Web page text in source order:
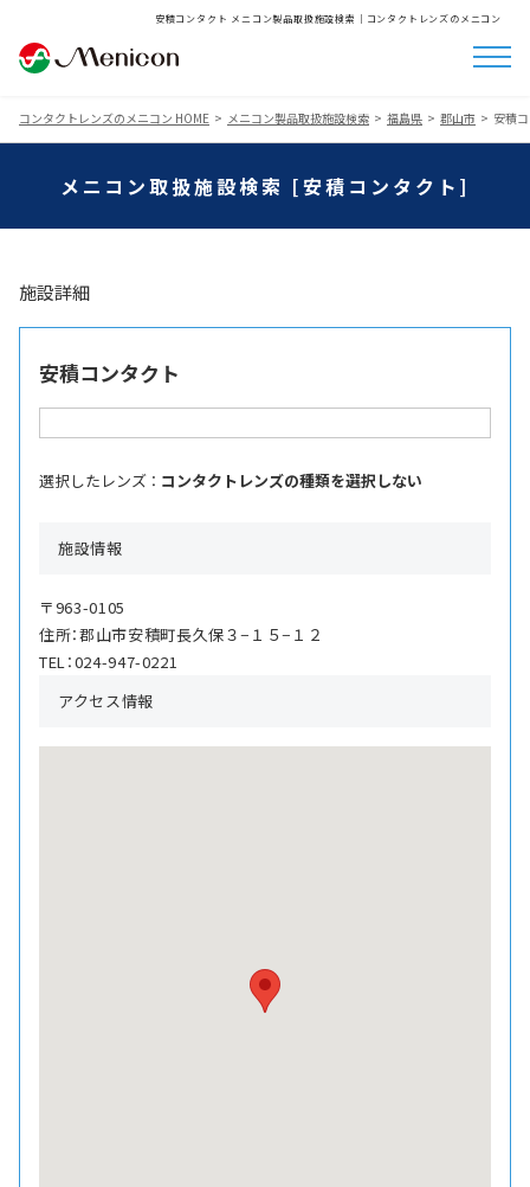
安積コンタクト メニコン製品取扱施設検索│コンタクトレンズのメニコン
コンタクトレンズのメニコン HOME メニコン製品取扱施設検索 福島県 郡山市 安積
メニコン取扱施設検索 [安積コンタクト]
施設詳細
安積コンタクト
選択したレンズ ： コンタクトレンズの種類を選択しない
施設情報
〒963-0105
住所：郡山市安積町長久保３−１５−１２
TEL：024-947-0221
アクセス情報